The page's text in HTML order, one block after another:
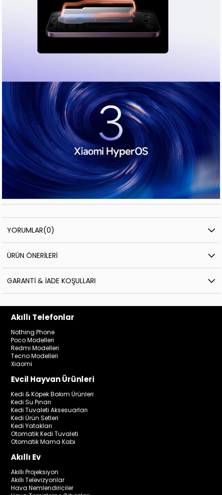
YORUMLAR(0)
ÜRÜN ÖNERILERI
GARANTI & İADE KOŞULLARI
Akıllı Telefonlar
Nothing Phone
Poco Modelleri
Redmi Modelleri
Tecno Modelleri
Xiaomi
Evcil Hayvan Ürünleri
Kedi & Köpek Bakım Ürünleri
Kedi Su Pınarı
Kedi Tuvaleti Aksesuarları
Kedi Ürün Setleri
Kedi Yatakları
Otomatik Kedi Tuvaleti
Otomatik Mama Kabı
Akıllı Ev
Akıllı Projeksiyon
Akıllı Televizyonlar
Hava Nemlendiriciler